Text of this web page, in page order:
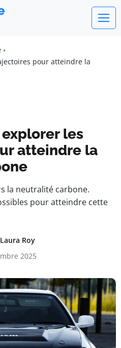
pour atteindre la
les
atteindre la
la neutralité carbone.
pour atteindre cette
Laura Roy
2025